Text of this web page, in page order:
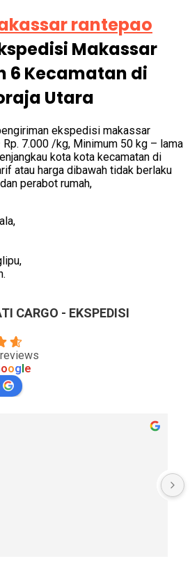
Makassar
6 Kecamatan di
Utara
ekspedisi makassar
7.000 /kg, Minimum 50 kg – lama
kota kota kecamatan di
atau harga dibawah tidak berlaku
perabot rumah,
CARGO - EKSPEDISI
oogle